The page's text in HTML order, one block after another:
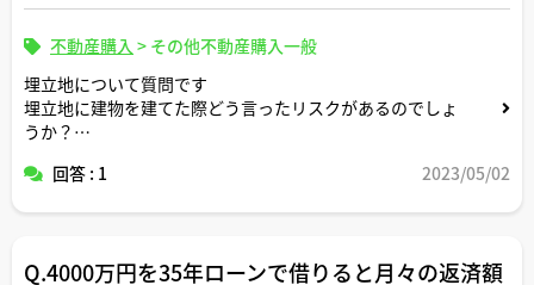
不動産購入 > その他不動産購入一般
埋立地について質問です
埋立地に建物を建てた際どう言ったリスクがあるのでしょ
うか？
回答 : 1 2023/05/02
Q.4000万円を35年ローンで借りると月々の返済額